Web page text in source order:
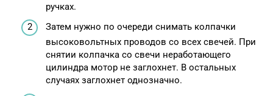
ручках.
Затем нужно по очереди снимать колпачки
высоковольтных проводов со всех свечей. При
снятии колпачка со свечи неработающего
цилиндра мотор не заглохнет. В остальных
случаях заглохнет однозначно.